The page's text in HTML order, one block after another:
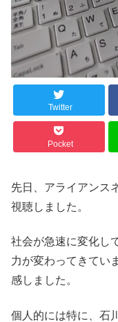
Twitter
Pocket
先日、アライアンス
視聴しました。
社会が急速に変化し
力が変わってきてい
感しました。
個人的には特に、石